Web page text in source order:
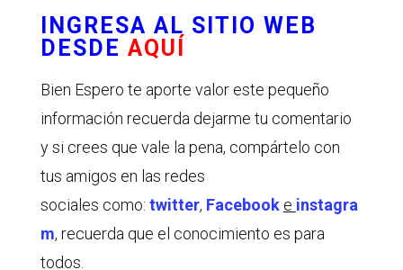
INGRESA AL SITIO WEB
DESDE AQUÍ
Bien Espero te aporte valor este pequeño
información recuerda dejarme tu comentario
y si crees que vale la pena, compártelo con
tus amigos en las redes
sociales como: twitter, Facebook e instagra
m, recuerda que el conocimiento es para
todos.